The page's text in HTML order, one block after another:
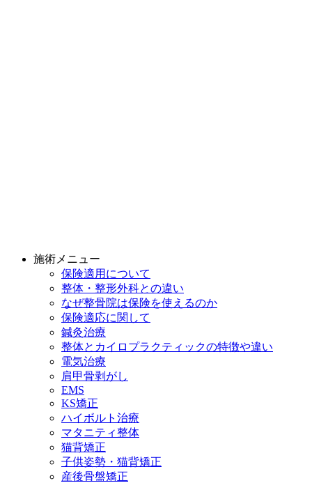
施術メニュー
保険適用について
整体・整形外科との違い
なぜ整骨院は保険を使えるのか
保険適応に関して
鍼灸治療
整体とカイロプラクティックの特徴や違い
電気治療
肩甲骨剥がし
EMS
KS矯正
ハイボルト治療
マタニティ整体
猫背矯正
子供姿勢・猫背矯正
産後骨盤矯正